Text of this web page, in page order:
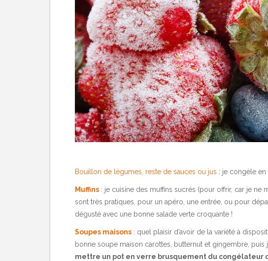
Bouillon de légumes, reste de sauces ou jus : je congèle en
Muffins : je cuisine des muffins sucrés (pour offrir, car je
sont très pratiques, pour un apéro, une entrée, ou pour
dégusté avec une bonne salade verte croquante !
Soupes maisons : quel plaisir d’avoir de la variété à
bonne soupe maison carottes, butternut et gingembre, puis
mettre un pot en verre brusquement du congélateur